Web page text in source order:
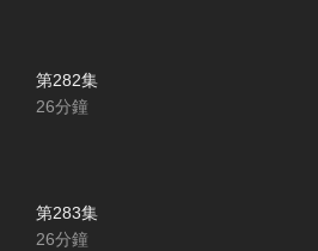
第282集
26分鐘
第283集
26分鐘